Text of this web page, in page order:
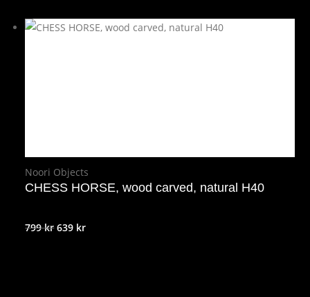
Noori Objects
CHESS HORSE, wood carved, natural H40
799krDet
639 krDet